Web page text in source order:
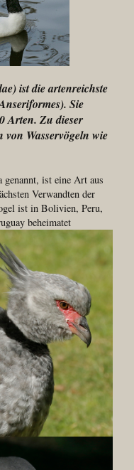
ist die artenreichste
Sie
Arten. Zu dieser
von Wasservögeln wie
genannt, ist eine Art aus
Verwandten der
ist in Bolivien, Peru,
beheimatet